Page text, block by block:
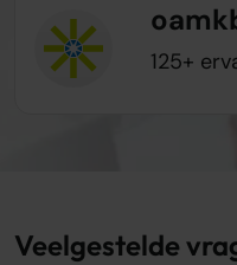
125+
Veelgestelde